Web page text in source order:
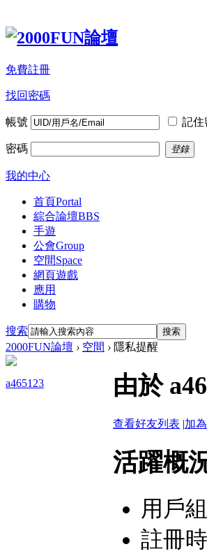
免費註冊
找回密碼
帳號 記住
密碼 登錄
我的中心
首頁Portal
綜合論壇BBS
手遊
公會Group
空間Space
網頁遊戲
應用
購物
搜索 搜索
2000FUN論壇 › 空間 › 隱私提醒
a465123 由於
查看好友列表 |加
活躍概
用戶
註冊